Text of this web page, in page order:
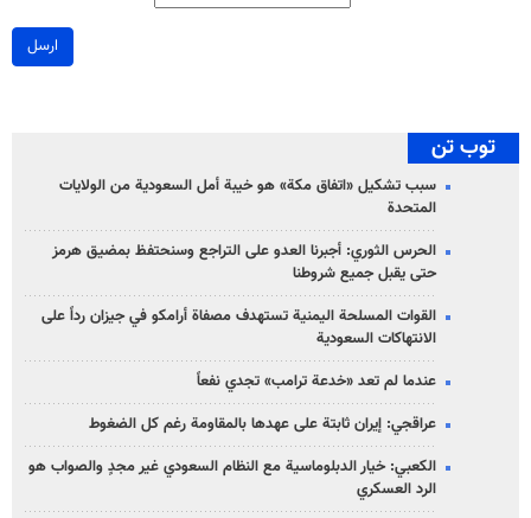
ارسل
توب تن
سبب تشكيل «اتفاق مكة» هو خيبة أمل السعودية من الولايات
المتحدة
الحرس الثوري: أجبرنا العدو على التراجع وسنحتفظ بمضيق هرمز
حتى يقبل جميع شروطنا
القوات المسلحة اليمنية تستهدف مصفاة أرامكو في جيزان رداً على
الانتهاكات السعودية
عندما لم تعد «خدعة ترامب» تجدي نفعاً
عراقجي: إيران ثابتة على عهدها بالمقاومة رغم كل الضغوط
الكعبي: خيار الدبلوماسية مع النظام السعودي غير مجدٍ والصواب هو
الرد العسكري